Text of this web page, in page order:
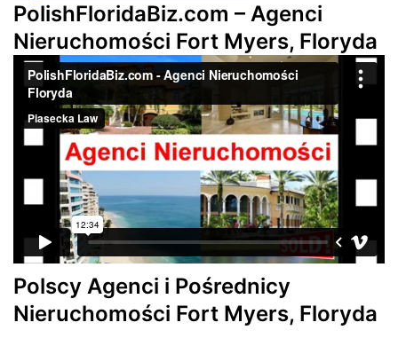
PolishFloridaBiz.com – Agenci
Nieruchomości Fort Myers, Floryda
Polscy Agenci i Pośrednicy
Nieruchomości Fort Myers, Floryda